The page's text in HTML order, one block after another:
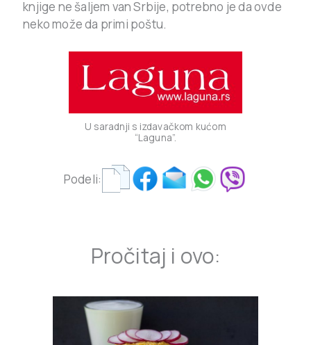
knjige ne šaljem van Srbije, potrebno je da ovde
neko može da primi poštu.
U saradnji s izdavačkom kućom
“Laguna”.
Podeli:
Pročitaj i ovo: